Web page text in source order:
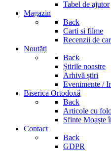
Tabel de ajutor
Magazin
Back
Carti si filme
Recenzii de
Noutăți
Back
Știrile noastre
Arhivă știri
Evenimente /
Biserica Ortodoxă
Back
Articole cu
Sfinte Moaște
Contact
Back
GDPR